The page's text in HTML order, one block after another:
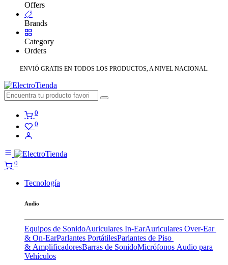
Offers
Brands
Category
Orders
ENVIÓ GRATIS EN TODOS LOS PRODUCTOS, A NIVEL NACIONAL.
0
0
0
Tecnología
Audio
Equipos de SonidoAuriculares In-EarAuriculares Over-Ear
& On-EarParlantes PortátilesParlantes de Piso
& AmplificadoresBarras de SonidoMicrófonos Audio para
Vehículos